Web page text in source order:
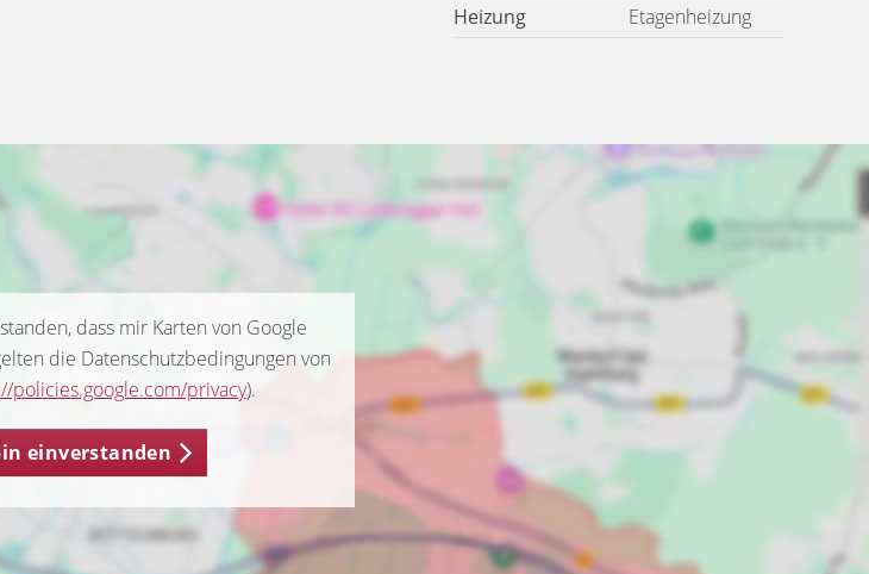
Heizung Etagenheizung
dass mir Karten von Google
die Datenschutzbedingungen von
policies.google.com/privacy).
einverstanden